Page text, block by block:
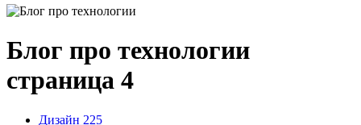
Блог про технологии
страница 4
Дизайн 225